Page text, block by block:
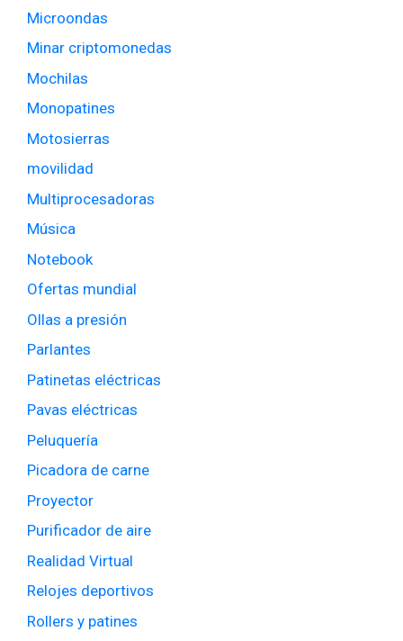
Microondas
Minar criptomonedas
Mochilas
Monopatines
Motosierras
movilidad
Multiprocesadoras
Música
Notebook
Ofertas mundial
Ollas a presión
Parlantes
Patinetas eléctricas
Pavas eléctricas
Peluquería
Picadora de carne
Proyector
Purificador de aire
Realidad Virtual
Relojes deportivos
Rollers y patines